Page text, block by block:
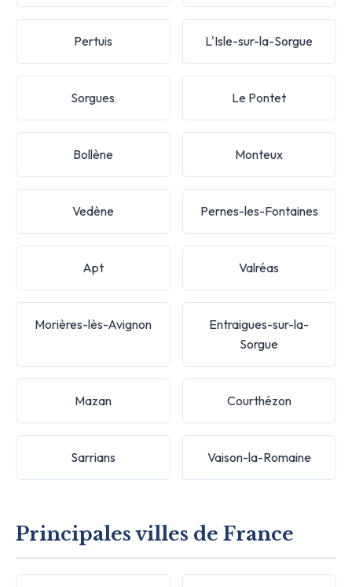
Pertuis L'Isle-sur-la-Sorgue
Sorgues Le Pontet
Bollène Monteux
Vedène Pernes-les-Fontaines
Apt Valréas
Morières-lès-Avignon
Entraigues-sur-la-
Sorgue
Mazan Courthézon
Sarrians Vaison-la-Romaine
Principales villes de France